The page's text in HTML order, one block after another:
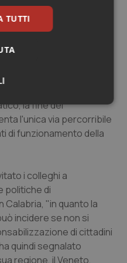
e il contenuto delle
dem segnala, quindi,
illustrativa si richiamano i
regionale in
da un decennio
la fine del
l'unica via percorribile
di funzionamento della
i colleghi a
politiche di
"in quanto la
incidere se non si
di cittadini
quindi segnalato
regione, il Veneto,
TUTTI
Marketing
Marketing
a rendere fruibile il
di base quali la
alle aree
è in grado di
questi cookie.